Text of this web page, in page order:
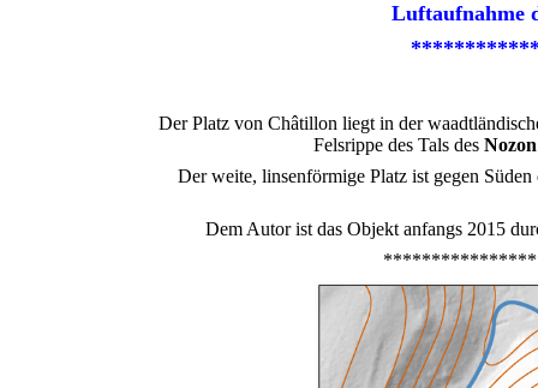
Luftaufnahme
Der Platz von Châtillon liegt in der
Felsrippe des Tals des Nozon
Der weite, linsenförmige Platz ist gegen
Dem Autor ist das Objekt anfangs 2015